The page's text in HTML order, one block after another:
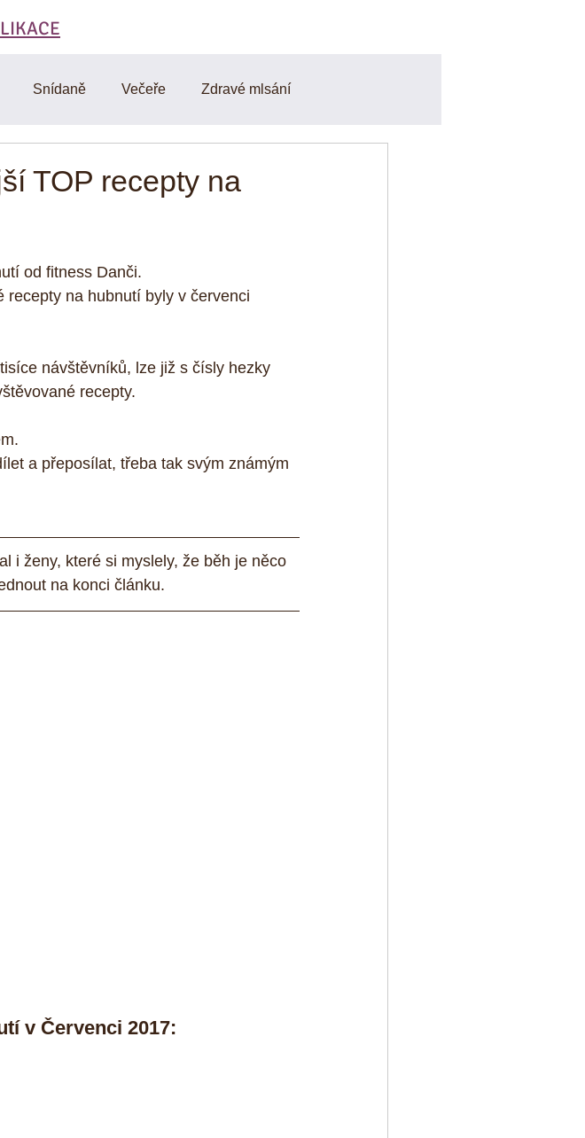
Snídaně Večeře Zdravé mlsání
citáty, motivace Maso a zdravé recepty
TOP recepty na
od fitness Danči.
recepty na hubnutí byly v červenci
návštěvníků, lze již s čísly hezky
recepty.
a přeposílat, třeba tak svým známým
i ženy, které si myslely, že běh je něco
na konci článku.
v Červenci 2017: